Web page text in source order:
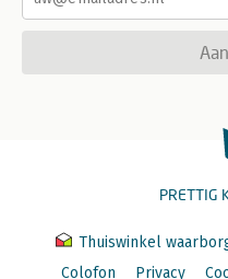
PRETTIG
Thuiswinkel
Colofon
Privacy